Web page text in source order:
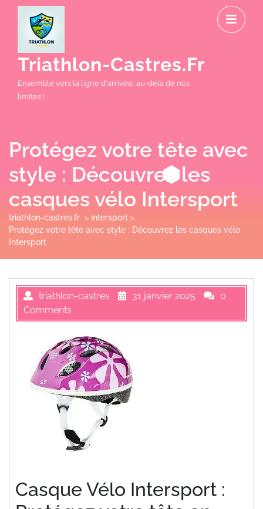
Triathlon-Castres.fr
Ensemble vers la ligne d'arrivée, au-delà de nos
limites !
Protégez votre tête avec
style : Découvrez les
casques vélo Intersport
triathlon-castres.fr > intersport >
Protégez votre tête avec style : Découvrez les casques vélo
Intersport
triathlon-castres 31 janvier 2025
0
Comments
Casque Vélo Intersport :